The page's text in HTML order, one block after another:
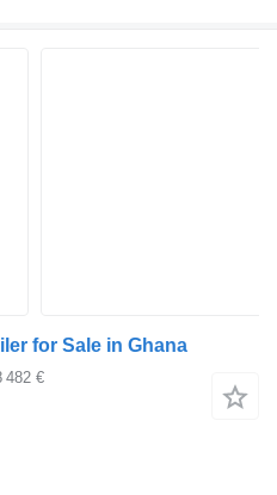
for Sale in Ghana
482 €